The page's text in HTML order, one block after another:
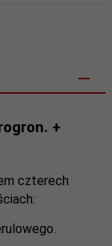
+
czterech